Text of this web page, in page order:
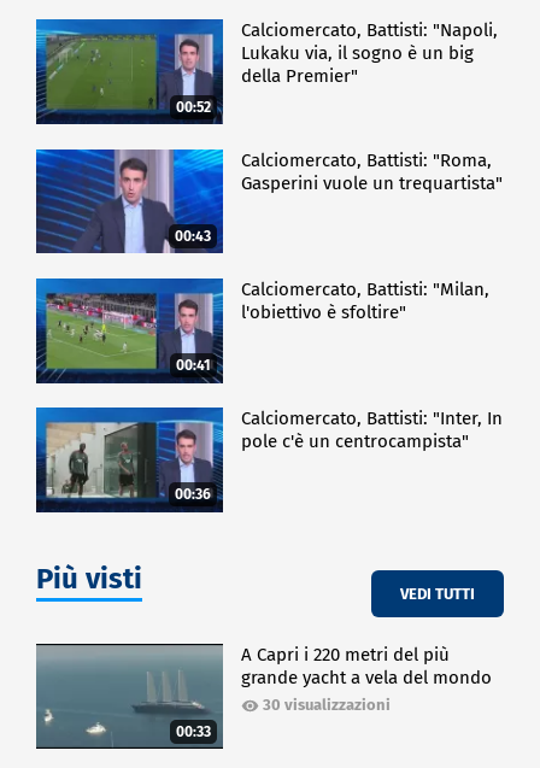
00:52
Calciomercato, Battisti: "Napoli,
Lukaku via, il sogno è un big
della Premier"
00:43
Calciomercato, Battisti: "Roma,
Gasperini vuole un trequartista"
00:41
Calciomercato, Battisti: "Milan,
l'obiettivo è sfoltire"
00:36
Calciomercato, Battisti: "Inter, In
pole c'è un centrocampista"
Più visti VEDI TUTTI
00:33
A Capri i 220 metri del più
grande yacht a vela del mondo
30 visualizzazioni